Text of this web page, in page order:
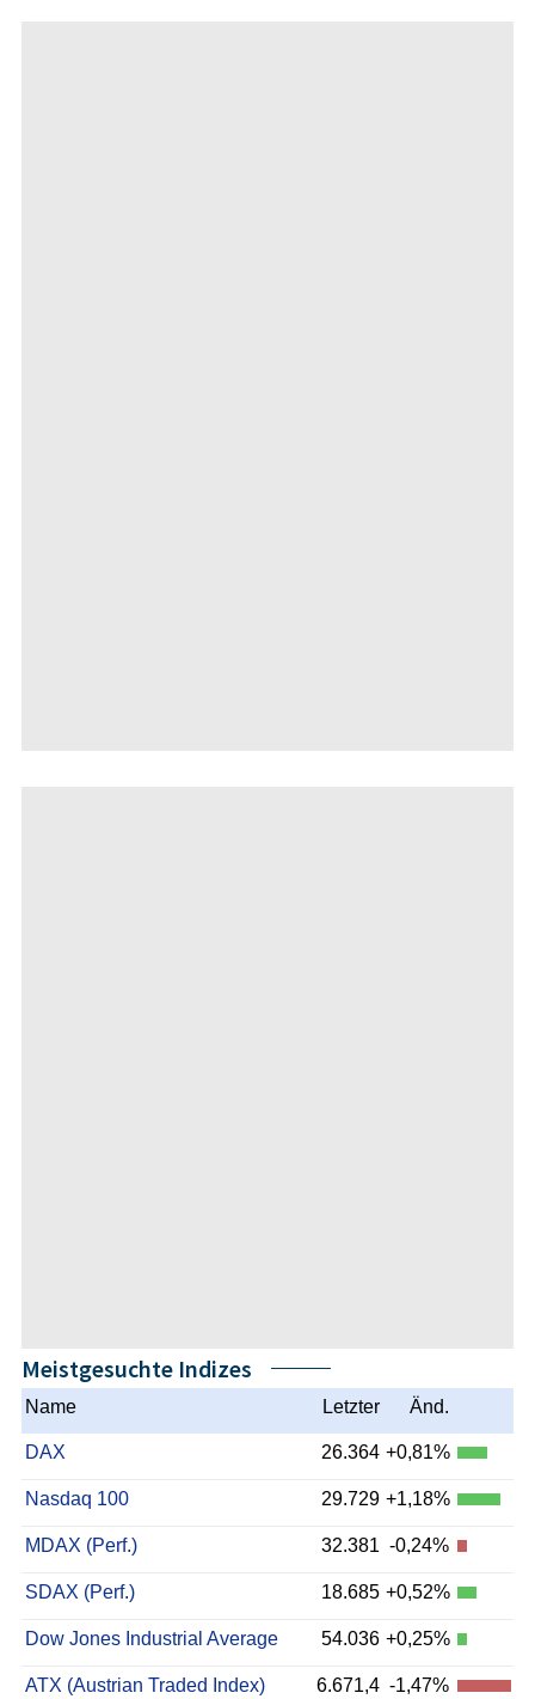
Meistgesuchte Indizes
Name Letzter Änd.
DAX 26.364 +0,81%
Nasdaq 100 29.729 +1,18%
MDAX (Perf.) 32.381 -0,24%
SDAX (Perf.) 18.685 +0,52%
Dow Jones Industrial Average 54.036 +0,25%
ATX (Austrian Traded Index) 6.671,4 -1,47%